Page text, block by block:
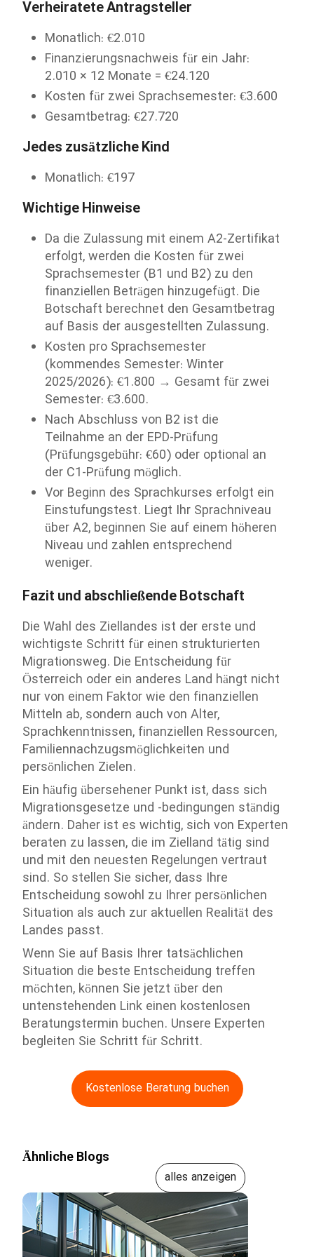
Verheiratete Antragsteller
Monatlich: €2.010
Finanzierungsnachweis für ein Jahr:
2.010 × 12 Monate = €24.120
Kosten für zwei Sprachsemester: €3.600
Gesamtbetrag: €27.720
Jedes zusätzliche Kind
Monatlich: €197
Wichtige Hinweise
Da die Zulassung mit einem A2-Zertifikat
erfolgt, werden die Kosten für zwei
Sprachsemester (B1 und B2) zu den
finanziellen Beträgen hinzugefügt. Die
Botschaft berechnet den Gesamtbetrag
auf Basis der ausgestellten Zulassung.
Kosten pro Sprachsemester
(kommendes Semester: Winter
2025/2026): €1.800 → Gesamt für zwei
Semester: €3.600.
Nach Abschluss von B2 ist die
Teilnahme an der EPD-Prüfung
(Prüfungsgebühr: €60) oder optional an
der C1-Prüfung möglich.
Vor Beginn des Sprachkurses erfolgt ein
Einstufungstest. Liegt Ihr Sprachniveau
über A2, beginnen Sie auf einem höheren
Niveau und zahlen entsprechend
weniger.
Fazit und abschließende Botschaft
Die Wahl des Ziellandes ist der erste und
wichtigste Schritt für einen strukturierten
Migrationsweg. Die Entscheidung für
Österreich oder ein anderes Land hängt nicht
nur von einem Faktor wie den finanziellen
Mitteln ab, sondern auch von Alter,
Sprachkenntnissen, finanziellen Ressourcen,
Familiennachzugsmöglichkeiten und
persönlichen Zielen.
Ein häufig übersehener Punkt ist, dass sich
Migrationsgesetze und -bedingungen ständig
ändern. Daher ist es wichtig, sich von Experten
beraten zu lassen, die im Zielland tätig sind
und mit den neuesten Regelungen vertraut
sind. So stellen Sie sicher, dass Ihre
Entscheidung sowohl zu Ihrer persönlichen
Situation als auch zur aktuellen Realität des
Landes passt.
Wenn Sie auf Basis Ihrer tatsächlichen
Situation die beste Entscheidung treffen
möchten, können Sie jetzt über den
untenstehenden Link einen kostenlosen
Beratungstermin buchen. Unsere Experten
begleiten Sie Schritt für Schritt.
Kostenlose Beratung buchen
Ähnliche Blogs
alles anzeigen